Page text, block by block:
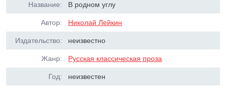
Название: В родном углу
Автор: Николай Лейкин
Издательство: неизвестно
Жанр: Русская классическая проза
Год: неизвестен